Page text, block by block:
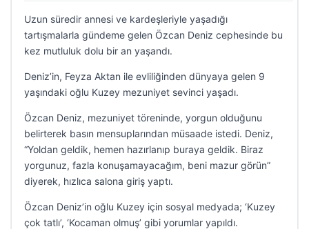
Uzun süredir annesi ve kardeşleriyle yaşadığı
tartışmalarla gündeme gelen Özcan Deniz cephesinde bu
kez mutluluk dolu bir an yaşandı.
Deniz’in, Feyza Aktan ile evliliğinden dünyaya gelen 9
yaşındaki oğlu Kuzey mezuniyet sevinci yaşadı.
Özcan Deniz, mezuniyet töreninde, yorgun olduğunu
belirterek basın mensuplarından müsaade istedi. Deniz,
“Yoldan geldik, hemen hazırlanıp buraya geldik. Biraz
yorgunuz, fazla konuşamayacağım, beni mazur görün”
diyerek, hızlıca salona giriş yaptı.
Özcan Deniz’in oğlu Kuzey için sosyal medyada; ‘Kuzey
çok tatlı’, ‘Kocaman olmuş’ gibi yorumlar yapıldı.